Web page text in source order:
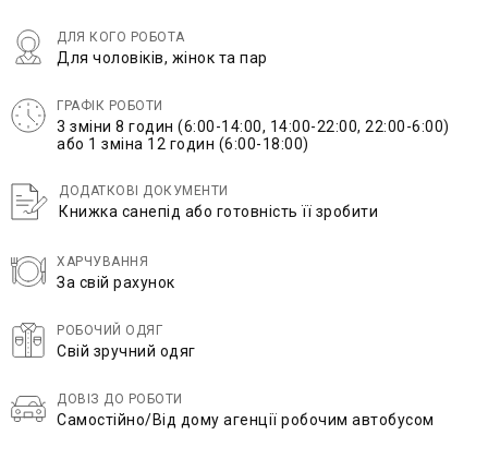
ДЛЯ КОГО РОБОТА
Для чоловіків, жінок та пар
ГРАФІК РОБОТИ
3 зміни 8 годин (6:00-14:00, 14:00-22:00, 22:00-6:00)
або 1 зміна 12 годин (6:00-18:00)
ДОДАТКОВІ ДОКУМЕНТИ
Книжка санепід або готовність її зробити
ХАРЧУВАННЯ
За свій рахунок
РОБОЧИЙ ОДЯГ
Свій зручний одяг
ДОВІЗ ДО РОБОТИ
Самостійно/Від дому агенції робочим автобусом